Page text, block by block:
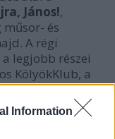
Information
János!,
és
A régi
legjobb részei
KölyökKlub, a